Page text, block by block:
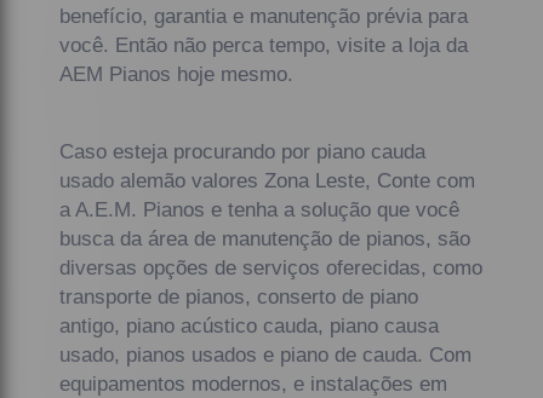
benefício, garantia e manutenção prévia para
você. Então não perca tempo, visite a loja da
AEM Pianos hoje mesmo.
Caso esteja procurando por piano cauda
usado alemão valores Zona Leste, Conte com
a A.E.M. Pianos e tenha a solução que você
busca da área de manutenção de pianos, são
diversas opções de serviços oferecidas, como
transporte de pianos, conserto de piano
antigo, piano acústico cauda, piano causa
usado, pianos usados e piano de cauda. Com
equipamentos modernos, e instalações em